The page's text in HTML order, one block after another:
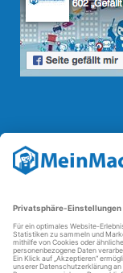
Reparatur
Mit derReparatur-
reparierenden
Deutschland.
Weitere